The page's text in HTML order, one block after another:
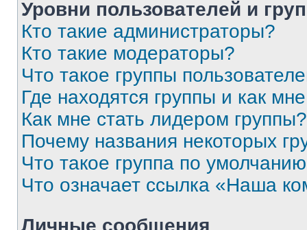
Уровни пользователей и
Кто такие администраторы?
Кто такие модераторы?
Что такое группы
Где находятся группы и как
Как мне стать лидером группы?
Почему названия некоторых
Что такое группа по
Что означает ссылка «Наша
Личные сообщения